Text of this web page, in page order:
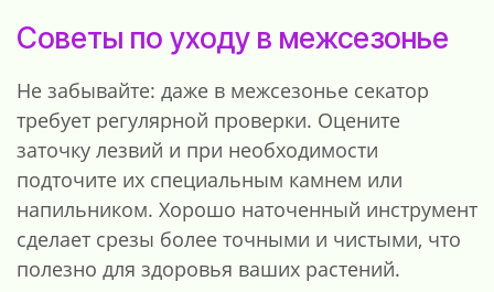
Советы по уходу в межсезонье
Не забывайте: даже в межсезонье секатор
требует регулярной проверки. Оцените
заточку лезвий и при необходимости
подточите их специальным камнем или
напильником. Хорошо наточенный инструмент
сделает срезы более точными и чистыми, что
полезно для здоровья ваших растений.